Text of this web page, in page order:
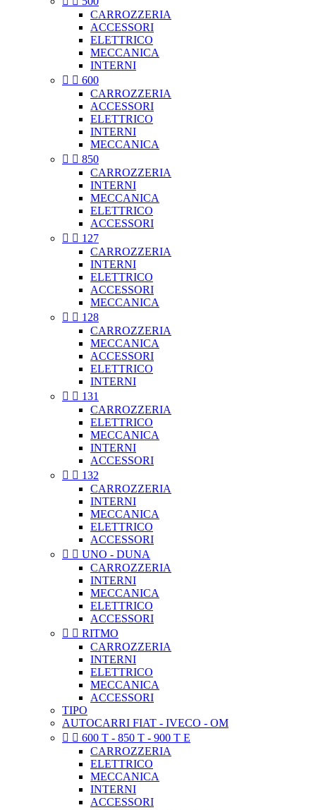
CARROZZERIA
ACCESSORI
ELETTRICO
MECCANICA
INTERNI
  600
CARROZZERIA
ACCESSORI
ELETTRICO
INTERNI
MECCANICA
  850
CARROZZERIA
INTERNI
MECCANICA
ELETTRICO
ACCESSORI
  127
CARROZZERIA
INTERNI
ELETTRICO
ACCESSORI
MECCANICA
  128
CARROZZERIA
MECCANICA
ACCESSORI
ELETTRICO
INTERNI
  131
CARROZZERIA
ELETTRICO
MECCANICA
INTERNI
ACCESSORI
  132
CARROZZERIA
INTERNI
MECCANICA
ELETTRICO
ACCESSORI
  UNO - DUNA
CARROZZERIA
INTERNI
MECCANICA
ELETTRICO
ACCESSORI
  RITMO
CARROZZERIA
INTERNI
ELETTRICO
MECCANICA
ACCESSORI
TIPO
AUTOCARRI FIAT - IVECO - OM
  600 T - 850 T - 900 T E
CARROZZERIA
ELETTRICO
MECCANICA
INTERNI
ACCESSORI